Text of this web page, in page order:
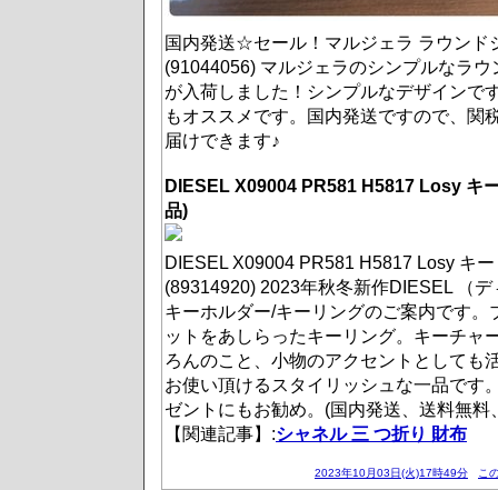
国内発送☆セール！マルジェラ ラウンド
(91044056) マルジェラのシンプルなラ
が入荷しました！シンプルなデザインで
もオススメです。国内発送ですので、関
届けできます♪
DIESEL X09004 PR581 H5817 Losy キ
品)
DIESEL X09004 PR581 H5817 Losy キ
(89314920) 2023年秋冬新作DIESEL （
キーホルダー/キーリングのご案内です。
ットをあしらったキーリング。キーチャ
ろんのこと、小物のアクセントとしても
お使い頂けるスタイリッシュな一品です
ゼントにもお勧め。(国内発送、送料無料
【関連記事】:シャネル 三 つ折り 財布
2023年10月03日(火)17時49分 こ